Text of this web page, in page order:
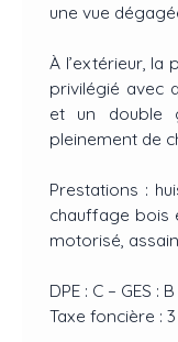
une vue
À l’extérieur,
privilégié avec
et un double
pleinement de
Prestations :
chauffage bois
motorisé,
DPE : C – GES : B
Taxe foncière :